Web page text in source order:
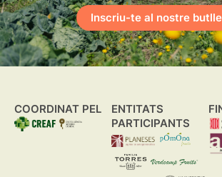
Inscriu-te al nostre
COORDINAT PEL
ENTITATS
PARTICIPANTS